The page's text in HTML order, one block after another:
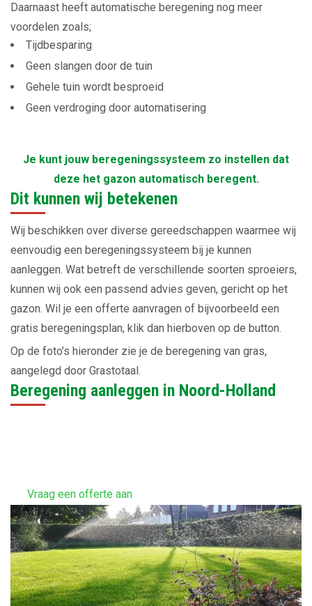
Daarnaast heeft automatische beregening nog meer
voordelen zoals;
Tijdbesparing
Geen slangen door de tuin
Gehele tuin wordt besproeid
Geen verdroging door automatisering
Je kunt jouw beregeningssysteem zo instellen dat
deze het gazon automatisch beregent.
Dit kunnen wij betekenen
Wij beschikken over diverse gereedschappen waarmee wij
eenvoudig een beregeningssysteem bij je kunnen
aanleggen. Wat betreft de verschillende soorten sproeiers,
kunnen wij ook een passend advies geven, gericht op het
gazon. Wil je een offerte aanvragen of bijvoorbeeld een
gratis beregeningsplan, klik dan hierboven op de button.
Op de foto’s hieronder zie je de beregening van gras,
aangelegd door Grastotaal.
Beregening aanleggen in Noord-Holland
Vraag een offerte aan